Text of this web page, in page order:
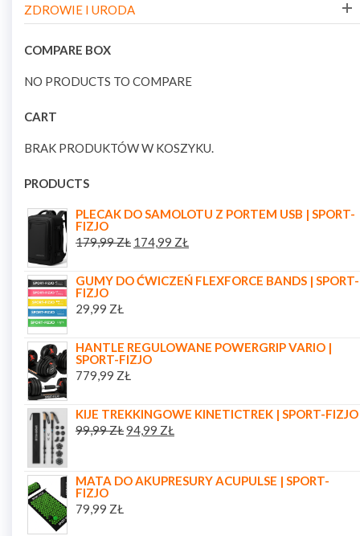
ZDROWIE I URODA
COMPARE BOX
NO PRODUCTS TO COMPARE
CART
BRAK PRODUKTÓW W KOSZYKU.
PRODUCTS
PLECAK DO SAMOLOTU Z PORTEM USB | SPORT-
FIZJO
179,99ZŁ 174,99 ZŁ
GUMY DO ĆWICZEŃ FLEXFORCE BANDS | SPORT-
FIZJO
29,99 ZŁ
HANTLE REGULOWANE POWERGRIP VARIO |
SPORT-FIZJO
779,99 ZŁ
KIJE TREKKINGOWE KINETICTREK | SPORT-FIZJO
99,99ZŁ94,99 ZŁ
MATA DO AKUPRESURY ACUPULSE | SPORT-
FIZJO
79,99 ZŁ